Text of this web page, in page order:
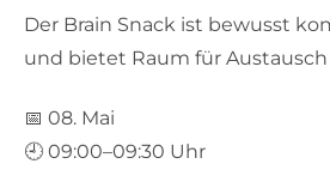
Der Brain Snack ist bewusst
und bietet Raum für
📅 08. Mai
🕘 09:00–09:30 Uhr